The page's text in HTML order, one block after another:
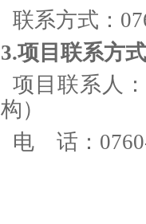
联系方式：
3.项目联系方式
项目联系人：
构）
电
话：